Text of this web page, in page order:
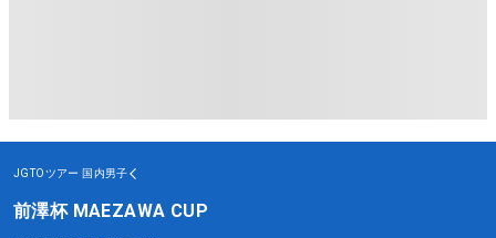
JGTOツアー 国内男子
前澤杯 MAEZAWA CUP